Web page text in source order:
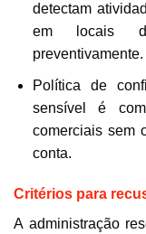
detectam
em locais
preventivamente.
Política de
sensível é
comerciais sem
conta.
Critérios para
A administração